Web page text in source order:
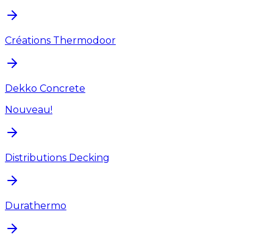
Créations Thermodoor
Dekko Concrete
Nouveau!
Distributions Decking
Durathermo